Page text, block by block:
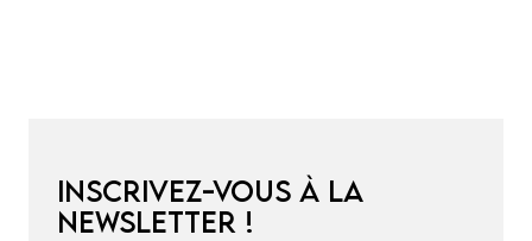
Inscrivez-vous à la
newsletter !